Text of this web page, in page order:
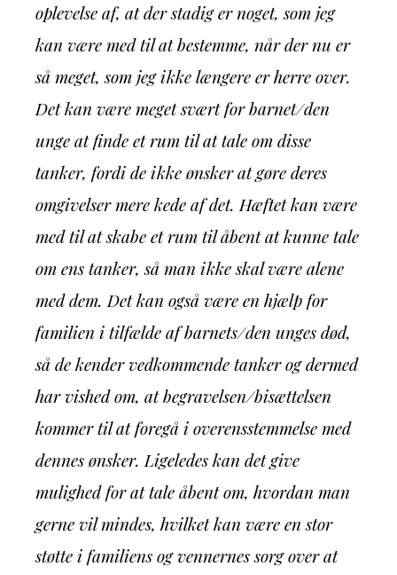
oplevelse af, at der stadig er noget, som jeg
kan være med til at bestemme, når der nu er
så meget, som jeg ikke længere er herre over.
Det kan være meget svært for barnet/den
unge at finde et rum til at tale om disse
tanker, fordi de ikke ønsker at gøre deres
omgivelser mere kede af det. Hæftet kan være
med til at skabe et rum til åbent at kunne tale
om ens tanker, så man ikke skal være alene
med dem. Det kan også være en hjælp for
familien i tilfælde af barnets/den unges død,
så de kender vedkommende tanker og dermed
har vished om, at begravelsen/bisættelsen
kommer til at foregå i overensstemmelse med
dennes ønsker. Ligeledes kan det give
mulighed for at tale åbent om, hvordan man
gerne vil mindes, hvilket kan være en stor
støtte i familiens og vennernes sorg over at